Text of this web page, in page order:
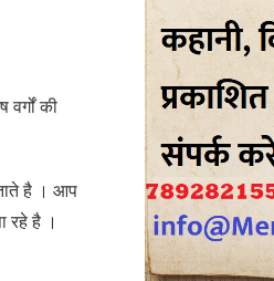
की
है । आप
रहे है ।